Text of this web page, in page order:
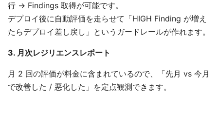
行 → Findings 取得が可能です。
デプロイ後に自動評価を走らせて「HIGH Finding が増え
たらデプロイ差し戻し」というガードレールが作れます。
3. 月次レジリエンスレポート
月 2 回の評価が料金に含まれているので、「先月 vs 今月
で改善した / 悪化した」を定点観測できます。